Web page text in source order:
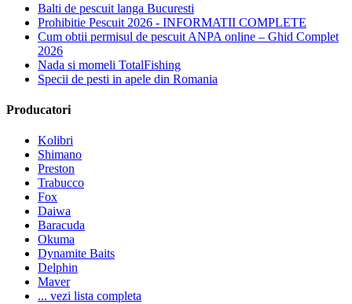
Balti de pescuit langa Bucuresti
Prohibitie Pescuit 2026 - INFORMATII COMPLETE
Cum obtii permisul de pescuit ANPA online – Ghid Complet
2026
Nada si momeli TotalFishing
Specii de pesti in apele din Romania
Producatori
Kolibri
Shimano
Preston
Trabucco
Fox
Daiwa
Baracuda
Okuma
Dynamite Baits
Delphin
Maver
... vezi lista completa